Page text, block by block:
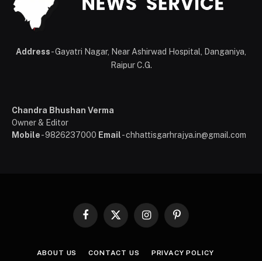
Address- Gayatri Nagar, Near Ashirwad Hospital, Danganiya,
Raipur C.G.
Chandra Bhushan Verma
Owner & Editor
Mobile- 9826237000 Email- chhattisgarhrajya.in@gmail.com
Facebook
X
InstagramPinterest
ABOUT US CONTACT US PRIVACY POLICY